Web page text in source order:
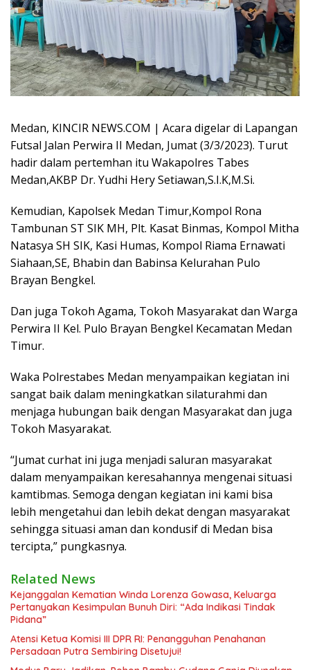
Medan, KINCIR NEWS.COM | Acara digelar di Lapangan
Futsal Jalan Perwira II Medan, Jumat (3/3/2023). Turut
hadir dalam pertemhan itu Wakapolres Tabes
Medan,AKBP Dr. Yudhi Hery Setiawan,S.I.K,M.Si.
Kemudian, Kapolsek Medan Timur,Kompol Rona
Tambunan ST SIK MH, Plt. Kasat Binmas, Kompol Mitha
Natasya SH SIK, Kasi Humas, Kompol Riama Ernawati
Siahaan,SE, Bhabin dan Babinsa Kelurahan Pulo
Brayan Bengkel.
Dan juga Tokoh Agama, Tokoh Masyarakat dan Warga
Perwira II Kel. Pulo Brayan Bengkel Kecamatan Medan
Timur.
Waka Polrestabes Medan menyampaikan kegiatan ini
sangat baik dalam meningkatkan silaturahmi dan
menjaga hubungan baik dengan Masyarakat dan juga
Tokoh Masyarakat.
“Jumat curhat ini juga menjadi saluran masyarakat
dalam menyampaikan keresahannya mengenai situasi
kamtibmas. Semoga dengan kegiatan ini kami bisa
lebih mengetahui dan lebih dekat dengan masyarakat
sehingga situasi aman dan kondusif di Medan bisa
tercipta,” pungkasnya.
Related News
Kejanggalan Kematian Winda Lorenza Gowasa, Keluarga
Pertanyakan Kesimpulan Bunuh Diri: “Ada Indikasi Tindak
Pidana”
Atensi Ketua Komisi III DPR RI: Penangguhan Penahanan
Persadaan Putra Sembiring Disetujui!